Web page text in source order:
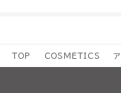
TOP COSMETICS